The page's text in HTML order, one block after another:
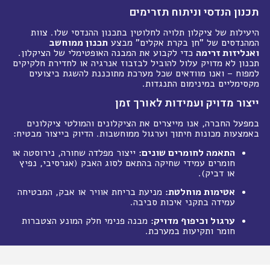
תכנון הנדסי וניתוח תזרימים
היעילות של ציקלון תלויה לחלוטין בתכנון ההנדסי שלו. צוות
המהנדסים של "חן בקרת אקלים" מבצע תכנון ממוחשב
ואנליזות זרימה כדי לקבוע את המבנה האופטימלי של הציקלון.
תכנון לא מדויק עלול להוביל לבזבוז אנרגיה או לחדירת חלקיקים
למפוח – ואנו מוודאים שכל מערכת מתוכננת להשגת ביצועים
מקסימליים במינימום התנגדות.
ייצור מדויק ועמידות לאורך זמן
במפעל החברה, אנו מייצרים את הציקלונים והמולטי ציקלונים
באמצעות מכונות חיתוך וערגול ממוחשבות. הדיוק בייצור מבטיח:
התאמה לחומרים שונים: ייצור מפלדה שחורה, נירוסטה או
חומרים עמידי שחיקה בהתאם לסוג האבק (אגרסיבי, נפיץ
או דביק).
אטימות מוחלטת: מניעת בריחת אוויר או אבק, המבטיחה
עמידה בתקני איכות סביבה.
ערגול וכיפוף מדויק: מבנה פנימי חלק המונע הצטברות
חומר ותקיעות במערכת.